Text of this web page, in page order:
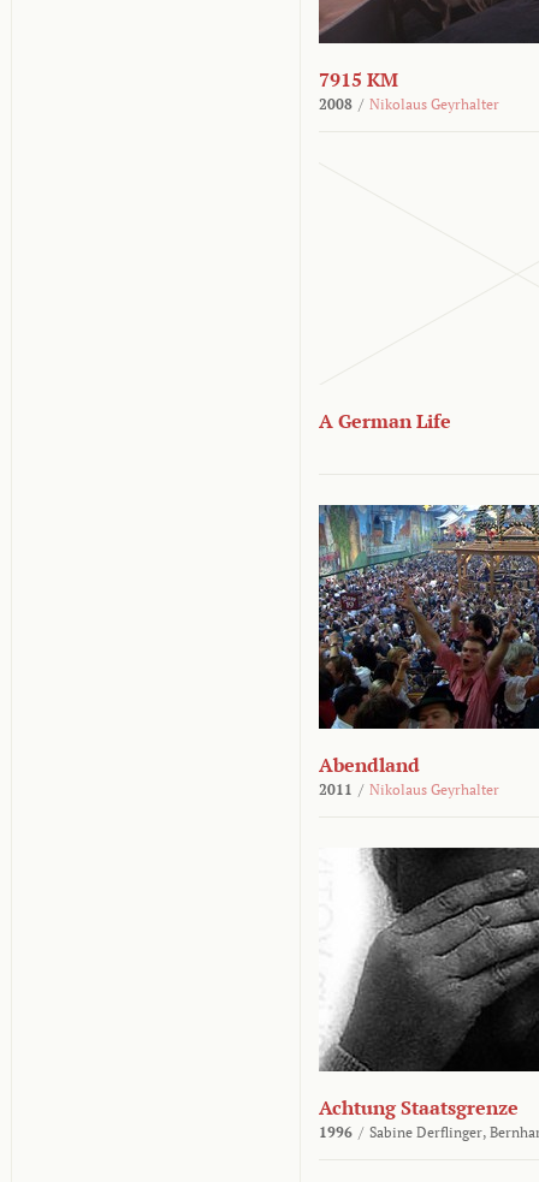
7915 KM
2008 / Nikolaus Geyrhalter
A German Life
Abendland
2011 / Nikolaus Geyrhalter
Achtung Staatsgrenze
1996 / Sabine Derflinger,